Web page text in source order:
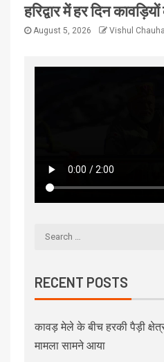
हरिद्वार में हर दिन
August 5, 2026 Vishul
RECENT POSTS
कावड़ मेले के बीच हरकी पैड़ी
मामला सामने आया